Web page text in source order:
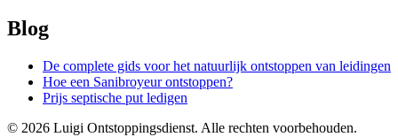
Blog
De complete gids voor het natuurlijk ontstoppen van leidingen
Hoe een Sanibroyeur ontstoppen?
Prijs septische put ledigen
© 2026 Luigi Ontstoppingsdienst. Alle rechten voorbehouden.